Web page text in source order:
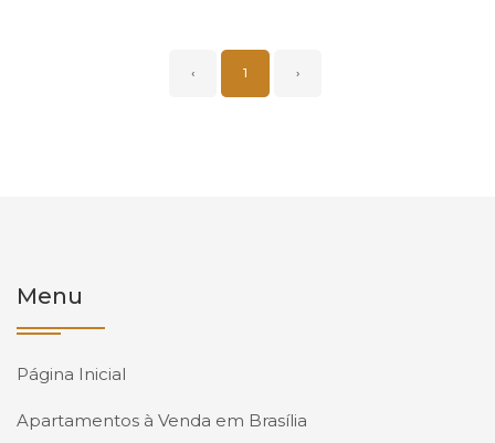
‹ 1 ›
Menu
Página Inicial
Apartamentos à Venda em Brasília